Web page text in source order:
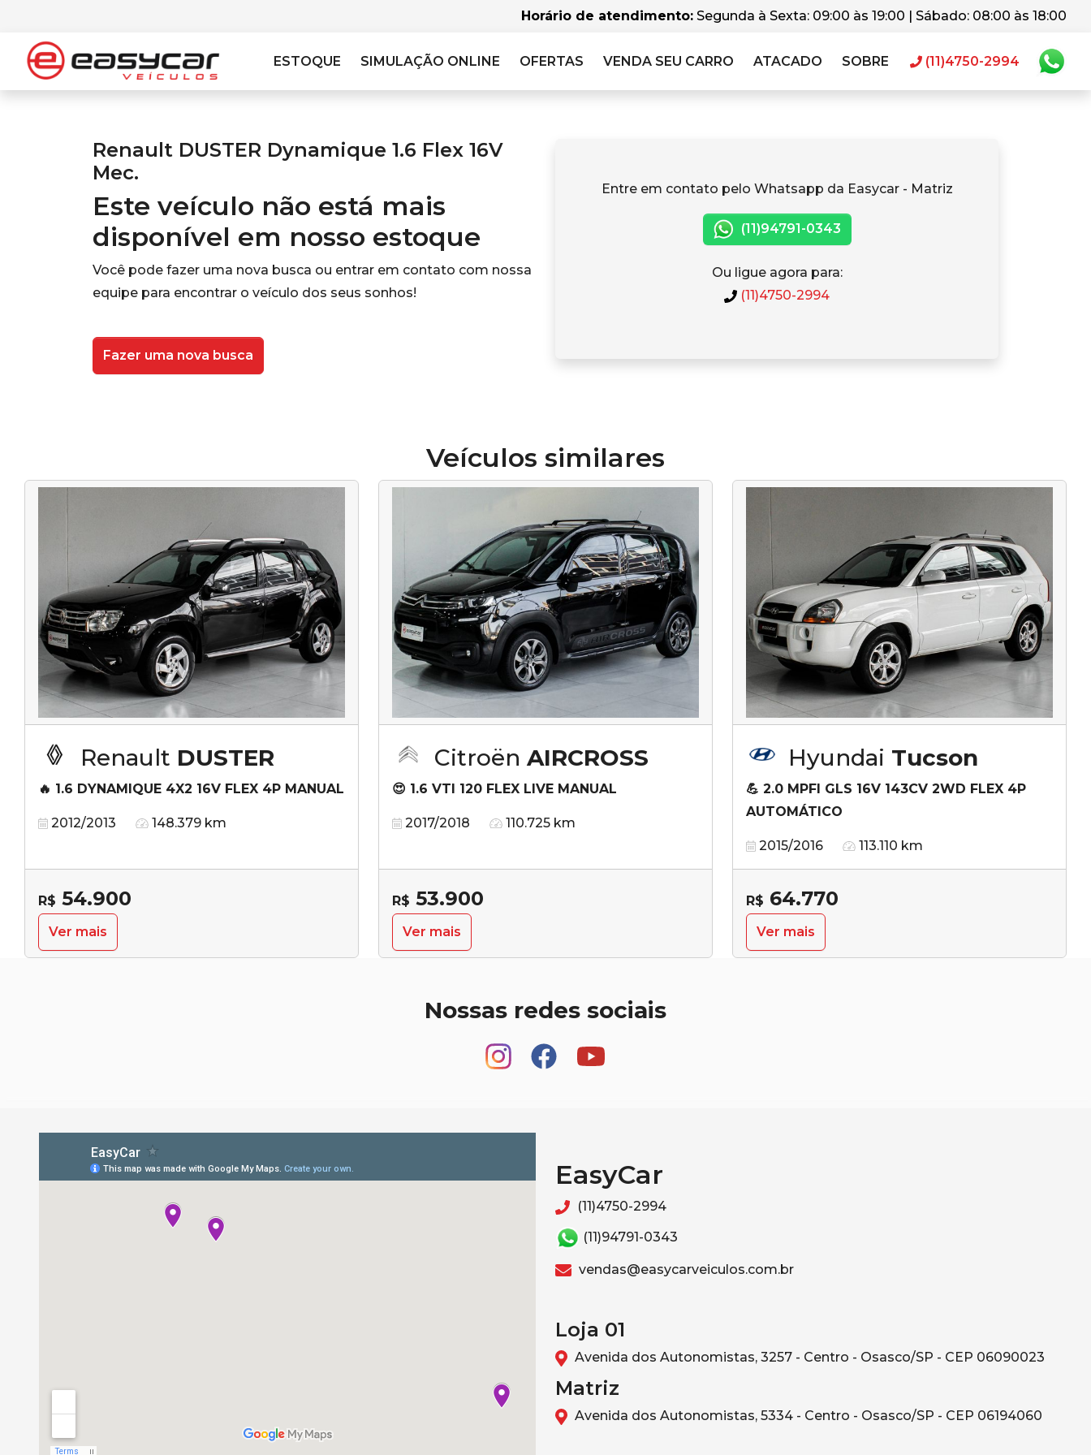
Horário de atendimento: Segunda à Sexta: 09:00 às 19:00 | Sábado: 08:00 às 18:00
ESTOQUE SIMULAÇÃO ONLINE OFERTAS VENDA SEU CARRO ATACADO SOBRE (11)4750-2994
Renault DUSTER Dynamique 1.6 Flex 16V
Mec.
Este veículo não está mais
disponível em nosso estoque
Você pode fazer uma nova busca ou entrar em contato com nossa
equipe para encontrar o veículo dos seus sonhos!
Fazer uma nova busca
Entre em contato pelo Whatsapp da Easycar - Matriz
(11)94791-0343
Ou ligue agora para:
(11)4750-2994
Veículos similares
Renault DUSTER
🔥 1.6 DYNAMIQUE 4X2 16V FLEX 4P MANUAL
2012/2013 148.379 km
R$ 54.900
Ver mais
Citroën AIRCROSS
😍 1.6 VTI 120 FLEX LIVE MANUAL
2017/2018 110.725 km
R$ 53.900
Ver mais
Hyundai Tucson
💪 2.0 MPFI GLS 16V 143CV 2WD FLEX 4P
AUTOMÁTICO
2015/2016 113.110 km
R$ 64.770
Ver mais
Nossas redes sociais
EasyCar
(11)4750-2994
(11)94791-0343
vendas@easycarveiculos.com.br
Loja 01
Avenida dos Autonomistas, 3257 - Centro - Osasco/SP - CEP 06090023
Matriz
Avenida dos Autonomistas, 5334 - Centro - Osasco/SP - CEP 06194060